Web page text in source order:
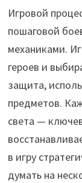
Игровой
пошаговой
механиками.
героев и
защита,
предметов.
света —
в игру
думать на